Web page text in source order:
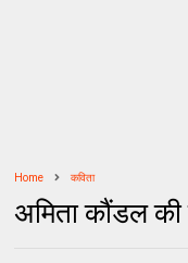
Home कविता
अमिता कौंडल